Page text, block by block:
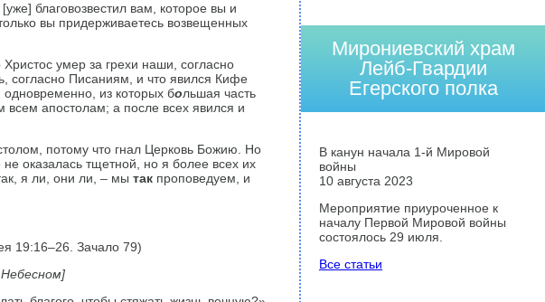
благовозвестил вам, которое вы и
вы придерживаетесь возвещенных
умер за грехи наши, согласно
согласно Писаниям, и что явился Кифе
из которых большая часть
апостолам; а после всех явился и
по­тому что гнал Церковь Божию. Но
оказалась тщетной, но я более всех их
я ли, они ли, – мы такпроповедуем, и
19:16–26. Зачало 79)
Мирониевский храм
Лейб-Гвардии
Егерского полка
В канун начала 1-й Мировой
войны
10 августа 2023
Мероприятие приуроченное к
началу Первой Мировой войны
состоялось 29 июля.
Все статьи